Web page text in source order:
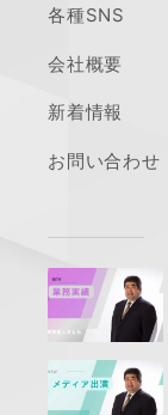
各種SNS
会社概要
新着情報
お問い合わせ